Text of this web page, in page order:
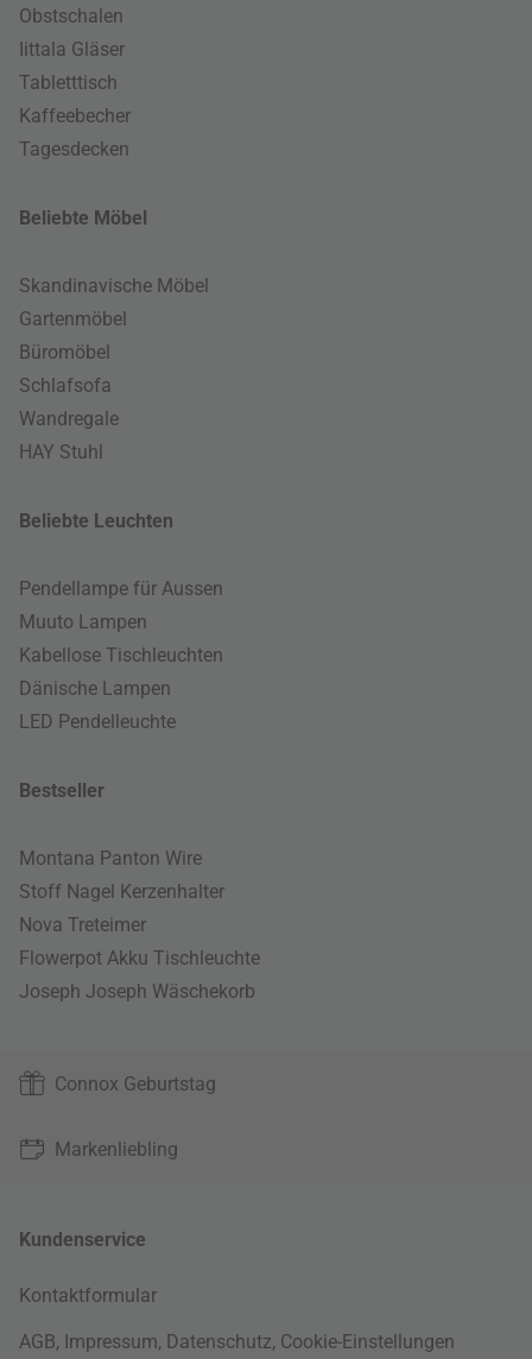
Obstschalen
Iittala Gläser
Tabletttisch
Kaffeebecher
Tagesdecken
Beliebte Möbel
Skandinavische Möbel
Gartenmöbel
Büromöbel
Schlafsofa
Wandregale
HAY Stuhl
Beliebte Leuchten
Pendellampe für Aussen
Muuto Lampen
Kabellose Tischleuchten
Dänische Lampen
LED Pendelleuchte
Bestseller
Montana Panton Wire
Stoff Nagel Kerzenhalter
Nova Treteimer
Flowerpot Akku Tischleuchte
Joseph Joseph Wäschekorb
Connox Geburtstag
Markenliebling
Kundenservice
Kontaktformular
AGB, Impressum, Datenschutz, Cookie-Einstellungen